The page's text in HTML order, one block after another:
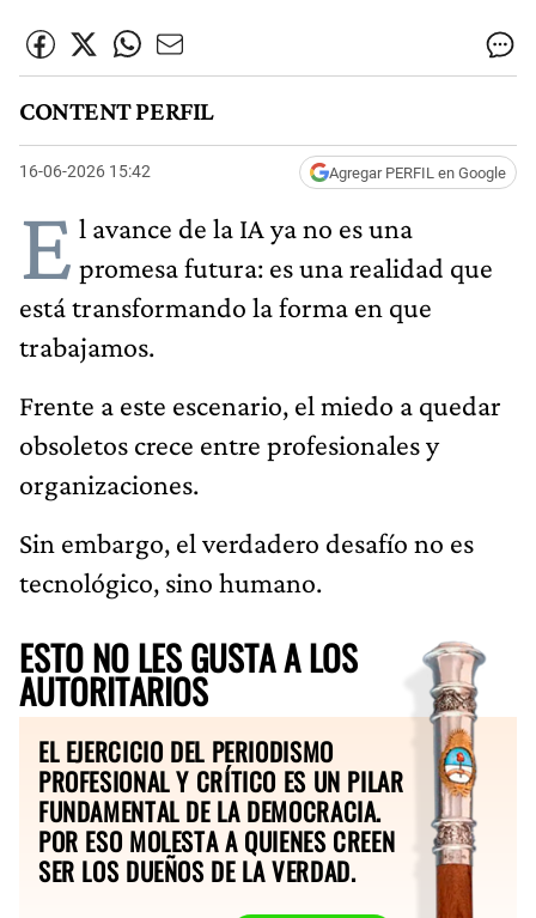
CONTENT PERFIL
16-06-2026 15:42 Agregar PERFIL en Google
E l avance de la IA ya no es una
promesa futura: es una realidad que
está transformando la forma en que
trabajamos.
Frente a este escenario, el miedo a quedar
obsoletos crece entre profesionales y
organizaciones.
Sin embargo, el verdadero desafío no es
tecnológico, sino humano.
ESTO NO LES GUSTA A LOS
AUTORITARIOS
EL EJERCICIO DEL PERIODISMO
PROFESIONAL Y CRÍTICO ES UN PILAR
FUNDAMENTAL DE LA DEMOCRACIA.
POR ESO MOLESTA A QUIENES CREEN
SER LOS DUEÑOS DE LA VERDAD.